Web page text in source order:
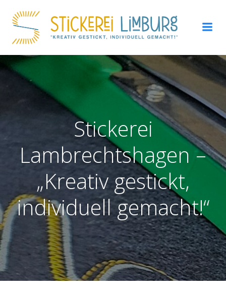
Inhalt
springen
Stickerei
Lambrechtshagen –
„Kreativ gestickt,
individuell gemacht!“